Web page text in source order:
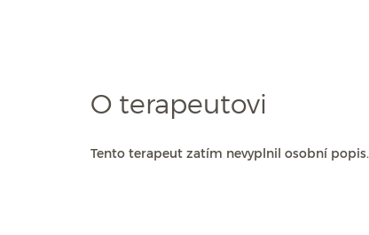
O terapeutovi
Tento terapeut zatím nevyplnil osobní popis.